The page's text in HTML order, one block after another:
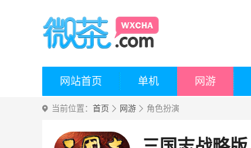
网站首页 单机 网游
当前位置： 首页 网游 角色扮演